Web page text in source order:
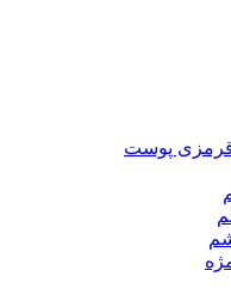
قرمزی پوست